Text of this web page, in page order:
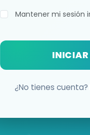
Mantener mi sesión
INICIAR
¿No tienes cuenta?